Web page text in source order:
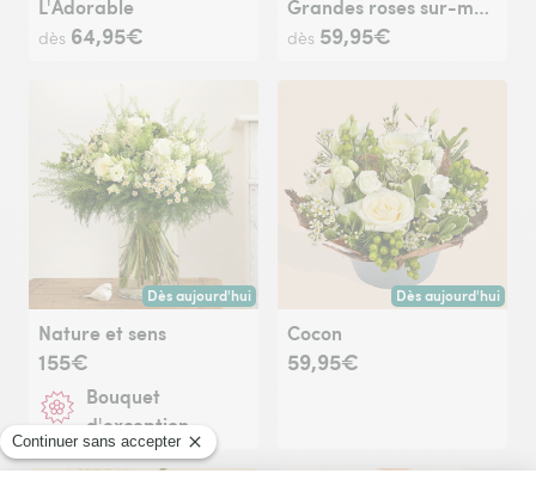
L'Adorable
dès 64,95€
Grandes roses sur-mesure
dès 59,95€
Dès aujourd'hui
Livraison dès aujourd'hui (pour toute commande passée
Nature et sens
155€
Bouquet
d'exception
Dès aujourd'hui
Livraison dès
Cocon
59,95€